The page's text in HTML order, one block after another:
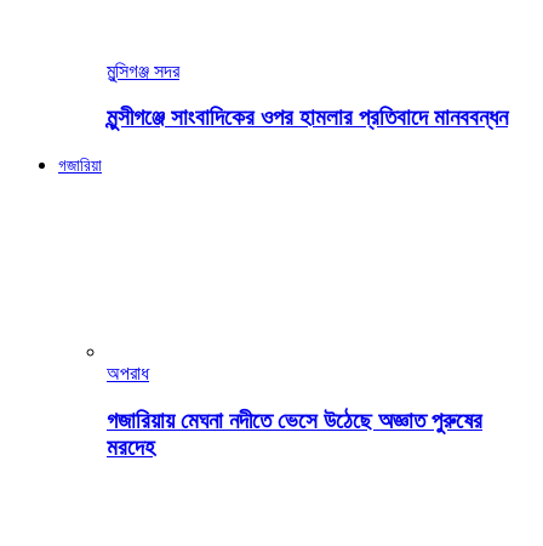
মুন্সিগঞ্জ সদর
মুন্সীগঞ্জে সাংবাদিকের ওপর হামলার প্রতিবাদে মানববন্ধন
গজারিয়া
অপরাধ
গজারিয়ায় মেঘনা নদীতে ভেসে উঠেছে অজ্ঞাত পুরুষের
মরদেহ